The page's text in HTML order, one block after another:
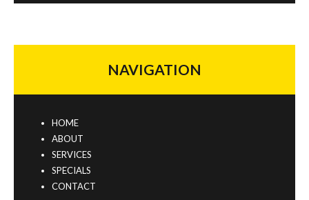
NAVIGATION
HOME
ABOUT
SERVICES
SPECIALS
CONTACT